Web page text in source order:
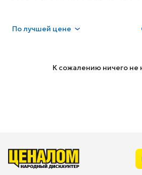
Получшей цене
К сожалению ничего не